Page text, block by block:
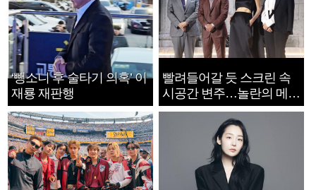
‘뺑소니 후 술타기 의혹’ 이
재룡 재판행
빨려들어갈 듯 스크린 속
시공간 변주…놀란의 메시
지는 ‘전쟁 속죄’